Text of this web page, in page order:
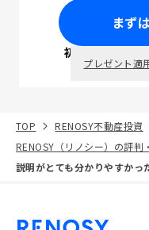
まず
初回面談で
プレゼント適
TOP RENOSY不動産投資
RENOSY（リノシー）の評判
説明がとても分かりやすかっ